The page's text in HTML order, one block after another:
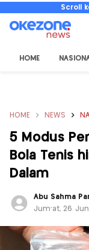
Scroll
HOME
HOME NEWS
5 Modus
Bola Tenis
Dalam
Abu Sahma
Jum'at, 26